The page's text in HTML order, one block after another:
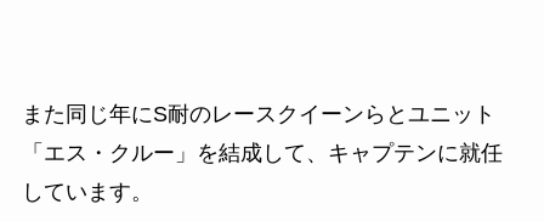
また同じ年にS耐のレースクイーンらとユニット
「エス・クルー」を結成して、 キャプテンに就任
しています。